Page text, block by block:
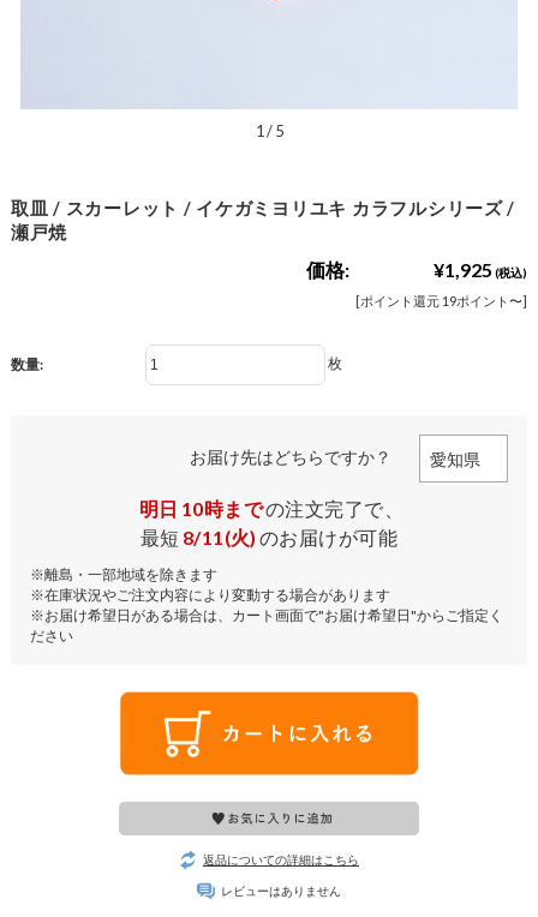
1 /5
取皿 / スカーレット / イケガミヨリユキ カラフルシリーズ /
瀬戸焼
価格: ¥1,925 (税込)
[ポイント還元 19ポイント〜]
数量: 枚
お届け先はどちらですか？
明日 10時までの注文完了で、
最短 8/11(火) のお届けが可能
※離島・一部地域を除きます
※在庫状況やご注文内容により変動する場合があります
※お届け希望日がある場合は、カート画面で"お届け希望日"からご指定く
ださい
返品についての詳細はこちら
レビューはありません